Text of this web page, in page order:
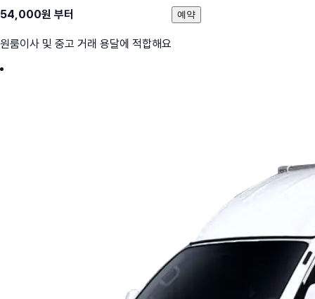
54,000원 부터
원룸이사 및 중고 거래 용달에 적합해요
예약